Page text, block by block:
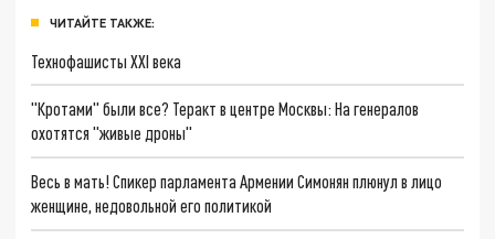
ЧИТАЙТЕ ТАКЖЕ:
Технофашисты XXI века
"Кротами" были все? Теракт в центре Москвы: На генералов
охотятся "живые дроны"
Весь в мать! Спикер парламента Армении Симонян плюнул в лицо
женщине, недовольной его политикой